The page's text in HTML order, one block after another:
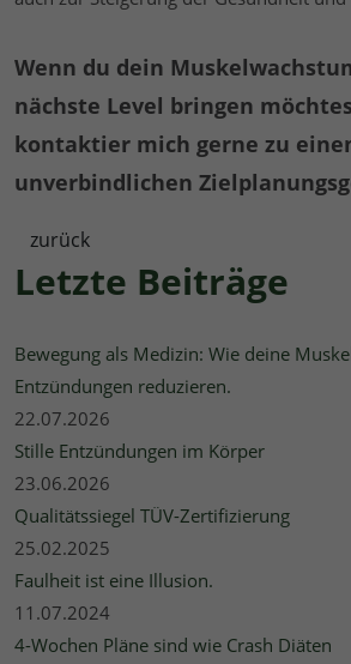
Wenn du dein
nächste Level bringen
kontaktier mich gerne zu
unverbindlichen
zurück
Letzte Beiträge
Bewegung als Medizin: Wie deine
Entzündungen reduzieren.
22.07.2026
Stille Entzündungen im Körper
23.06.2026
Qualitätssiegel TÜV-Zertifizierung
25.02.2025
Faulheit ist eine Illusion.
11.07.2024
4-Wochen Pläne sind wie Crash Diäten